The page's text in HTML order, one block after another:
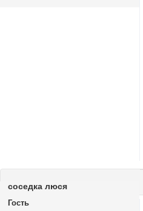
соседка люся
Гость